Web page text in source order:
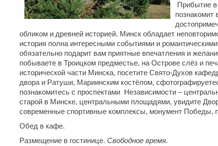
Прибытие в
обликом и древней историей. Минск обладает
история полна интересными событиями и
обязательно подарит вам приятные впечатления и
побываете в Троицком предместье, на Острове слёз и
исторической части Минска, посетите Свято-Духов
двора и Ратуши, Мариинским костёлом,
познакомитесь с проспектами Независимости –
старой в Минске, центральными площадями, увидите
современные спортивные комплексы, монумент Победы,
Обед в кафе.
Размещение в гостинице. Свободное время.